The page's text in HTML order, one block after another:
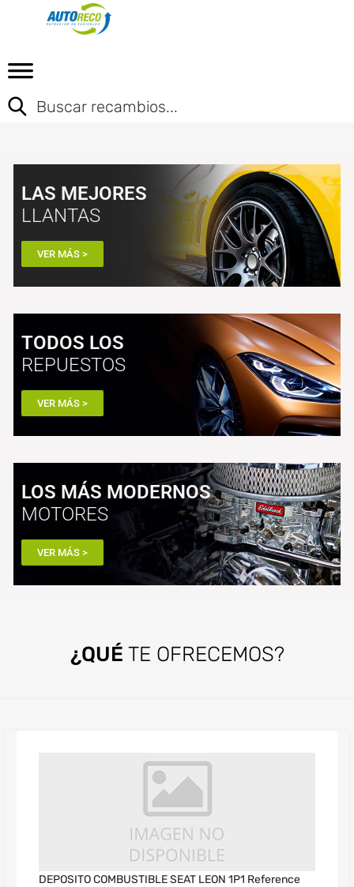
LAS MEJORES
LLANTAS
VER MÁS >
TODOS LOS
REPUESTOS
VER MÁS >
LOS MÁS MODERNOS
MOTORES
VER MÁS >
¿QUÉ TE OFRECEMOS?
DEPOSITO COMBUSTIBLE SEAT LEON 1P1 Reference